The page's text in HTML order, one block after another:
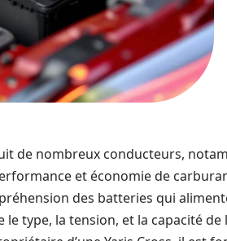
de nombreux conducteurs,
et économie de
des batteries qui
le type, la tension, et la capacité